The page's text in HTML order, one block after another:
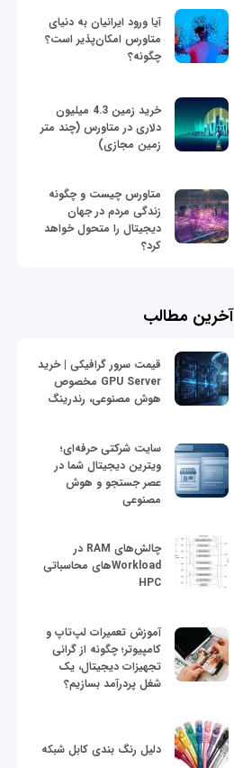
آیا ورود ایرانیان به دنیای
متاورس امکان‌پذیر است؟
چگونه؟
خرید زمین 4.3 میلیون
دلاری در متاورس (چند متر
زمین مجازی)
متاورس چیست و چگونه
زندگی مردم در جهان
دیجیتال را متحول خواهد
کرد؟
آخرین مطالب
قیمت سرور گرافیکی | خرید
GPU Server مخصوص
هوش مصنوعی، رندرینگ
سایت شرکتی حرفه‌ای؛
ویترین دیجیتال شما در
عصر جستجو و هوش
مصنوعی
چالش‌های RAM در
Workloadهای محاسباتی
HPC
آموزش تعمیرات لپ‌تاپ و
کامپیوتر؛ چگونه از گرانی
تجهیزات دیجیتال، یک
شغل پردرآمد بسازیم؟
دلیل رنگ بندی کابل شبکه